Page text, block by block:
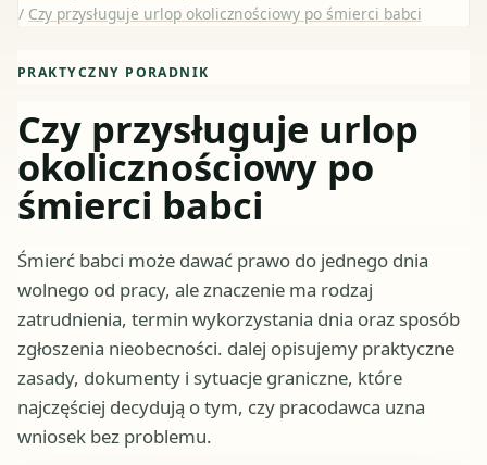
/ Czy przysługuje urlop okolicznościowy po śmierci babci
PRAKTYCZNY PORADNIK
Czy przysługuje urlop
okolicznościowy po
śmierci babci
Śmierć babci może dawać prawo do jednego dnia
wolnego od pracy, ale znaczenie ma rodzaj
zatrudnienia, termin wykorzystania dnia oraz sposób
zgłoszenia nieobecności. dalej opisujemy praktyczne
zasady, dokumenty i sytuacje graniczne, które
najczęściej decydują o tym, czy pracodawca uzna
wniosek bez problemu.